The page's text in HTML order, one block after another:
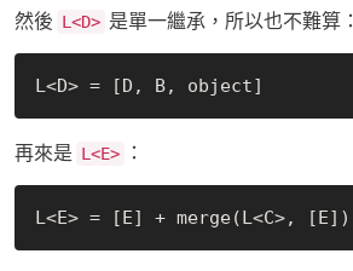
然後 L<D> 是單一繼承，所以也不難算：
再來是 L<E> ：